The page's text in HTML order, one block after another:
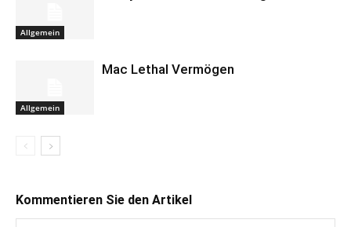
Allgemein
Allgemein
Mac Lethal Vermögen
Kommentieren Sie den Artikel